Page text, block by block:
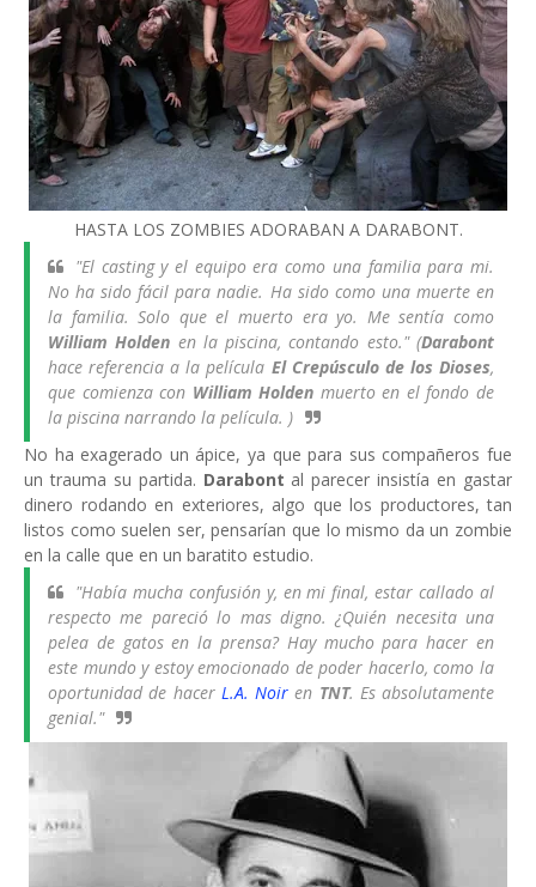
HASTA LOS ZOMBIES ADORABAN A DARABONT.
"El casting y el equipo era como una familia para mi.
No ha sido fácil para nadie. Ha sido como una muerte en
la familia. Solo que el muerto era yo. Me sentía como
William Holden en la piscina, contando esto." (Darabont
hace referencia a la película El Crepúsculo de los Dioses,
que comienza con William Holden muerto en el fondo de
la piscina narrando la película. )
No ha exagerado un ápice, ya que para sus compañeros fue
un trauma su partida. Darabont al parecer insistía en gastar
dinero rodando en exteriores, algo que los productores, tan
listos como suelen ser, pensarían que lo mismo da un zombie
en la calle que en un baratito estudio.
"Había mucha confusión y, en mi final, estar callado al
respecto me pareció lo mas digno. ¿Quién necesita una
pelea de gatos en la prensa? Hay mucho para hacer en
este mundo y estoy emocionado de poder hacerlo, como la
oportunidad de hacer L.A. Noir en TNT. Es absolutamente
genial."